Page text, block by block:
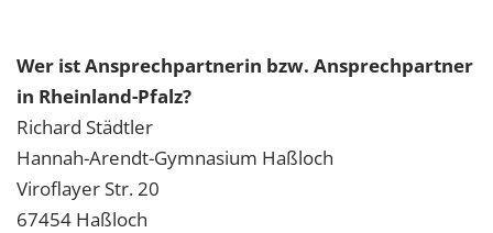
Wer ist Ansprechpartnerin bzw. Ansprechpartner
in Rheinland-Pfalz?
Richard Städtler
Hannah-Arendt-Gymnasium Haßloch
Viroflayer Str. 20
67454 Haßloch